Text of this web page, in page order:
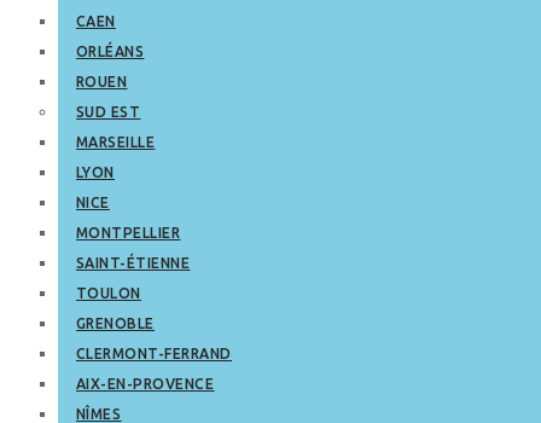
CAEN
ORLÉANS
ROUEN
SUD EST
MARSEILLE
LYON
NICE
MONTPELLIER
SAINT-ÉTIENNE
TOULON
GRENOBLE
CLERMONT-FERRAND
AIX-EN-PROVENCE
NÎMES